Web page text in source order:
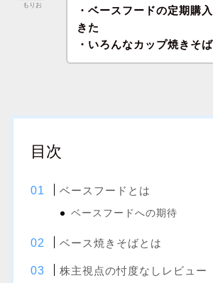
もりお
・ベースフードの定期購
きた
・いろんなカップ焼きそ
目次
ベースフードとは
ベースフードへの期待
ベース焼きそばとは
株主視点の忖度なしレビュー